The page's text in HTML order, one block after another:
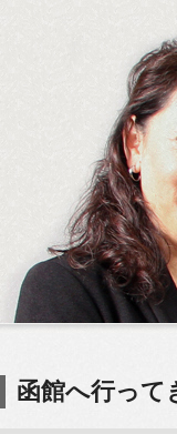
函館へ行って